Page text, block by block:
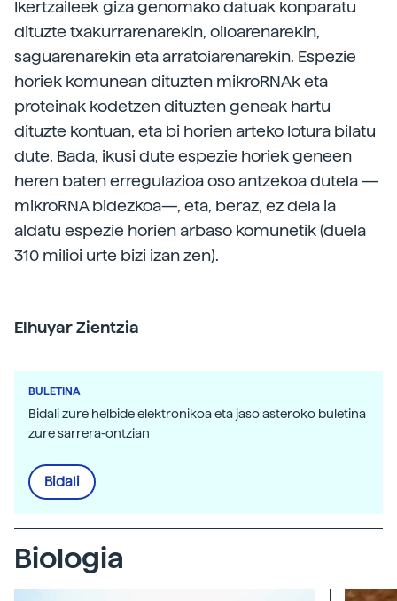
Ikertzaileek giza genomako datuak konparatu
dituzte txakurrarenarekin, oiloarenarekin,
saguarenarekin eta arratoiarenarekin. Espezie
horiek komunean dituzten mikroRNAk eta
proteinak kodetzen dituzten geneak hartu
dituzte kontuan, eta bi horien arteko lotura bilatu
dute. Bada, ikusi dute espezie horiek geneen
heren baten erregulazioa oso antzekoa dutela —
mikroRNA bidezkoa—, eta, beraz, ez dela ia
aldatu espezie horien arbaso komunetik (duela
310 milioi urte bizi izan zen).
Elhuyar Zientzia
BULETINA
Bidali zure helbide elektronikoa eta jaso asteroko buletina
zure sarrera-ontzian
Bidali
Biologia